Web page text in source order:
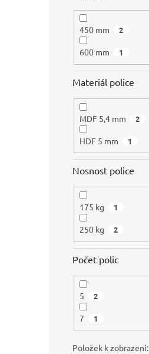
450 mm 2
600 mm 1
Materiál police
MDF 5,4 mm 2
HDF 5 mm 1
Nosnost police
175 kg 1
250 kg 2
Počet polic
5 2
7 1
Položek k zobrazení: